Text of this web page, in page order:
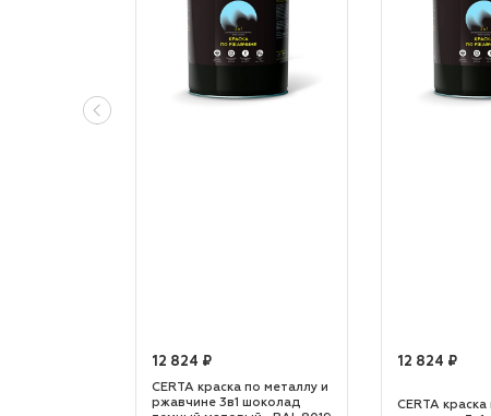
12 824 ₽
CERTA краска по металлу и
ржавчине 3в1 шоколад
12 824 ₽
CERTA